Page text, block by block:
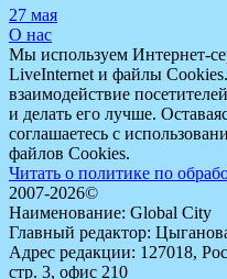
27 мая
О нас
Мы используем Интернет-
LiveInternet и файлы
взаимодействие
и делать его лучше.
соглашаетесь с
файлов Cookies.
Читать о политике по
2007-2026©
Наименование: Global City
Главный редактор:
Адрес редакции: 127018,
стр. 3, офис 210